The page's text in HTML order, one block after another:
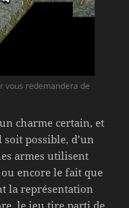
vous redemandera de
charme certain, et
possible, d’un
armes utilisent
encore le fait que
la représentation
le jeu tire parti de